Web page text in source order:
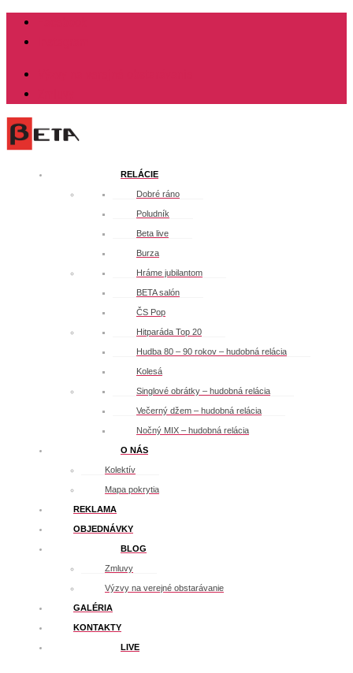
RELÁCIE
Dobré ráno
Poludník
Beta live
Burza
Hráme jubilantom
BETA salón
ČS Pop
Hitparáda Top 20
Hudba 80 – 90 rokov – hudobná relácia
Kolesá
Singlové obrátky – hudobná relácia
Večerný džem – hudobná relácia
Nočný MIX – hudobná relácia
O NÁS
Kolektív
Mapa pokrytia
REKLAMA
OBJEDNÁVKY
BLOG
Zmluvy
Výzvy na verejné obstarávanie
GALÉRIA
KONTAKTY
LIVE